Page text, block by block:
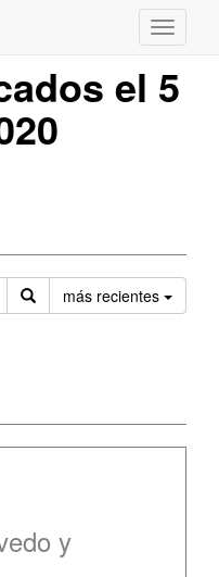
el 5
más recientes
y